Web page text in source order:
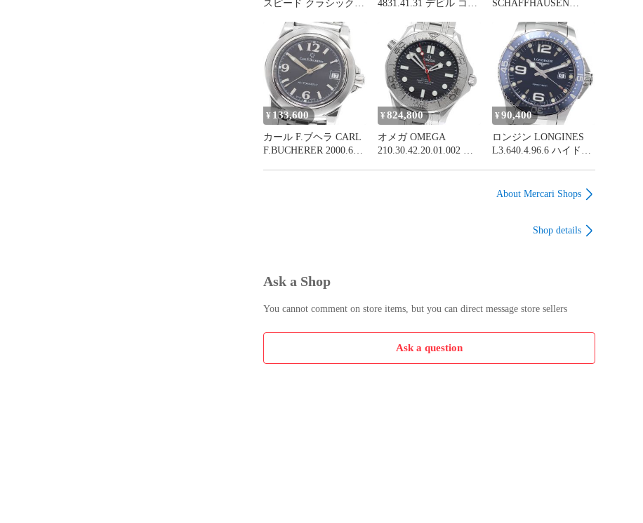
スピード クラシック
ズ _944401
4831.41.31 デビル コー
動巻き メンズ _966181
SCHAFFHAUSEN
ウォッチ マークXVI フ
ァザー＆サン デイト
自動巻き メンズ
_973369
¥ 133,600
カール F.ブヘラ CARL
F.BUCHERER 2000.620
¥ 824,800
オメガ OMEGA
210.30.42.20.01.002 シ
¥ 90,400
ロンジン LONGINES
L3.640.4.96.6 ハイドロ
書付き_964970
About Mercari Shops
Shop details
Ask a Shop
You cannot comment on store items, but you can direct message store sellers
Ask a question